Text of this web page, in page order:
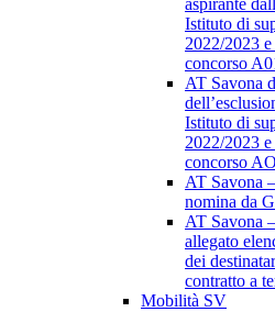
aspirante
Istituto di
2022/2023
concorso
AT Savona
Istituto di
2022/2023
concorso
AT Savona
nomina da
AT Savona
allegato
dei
contratto a
Mobilità SV